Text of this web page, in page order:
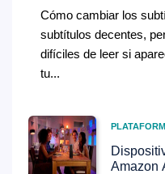
Cómo cambiar los
subtítulos decentes,
difíciles de leer si
tu...
Amazon